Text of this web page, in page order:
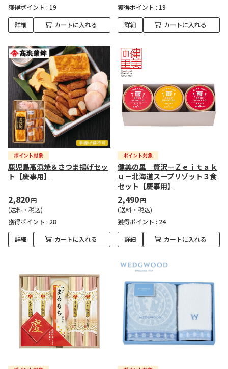
獲得ポイント : 19
詳細 カートに入れる
獲得ポイント : 19
詳細 カートに入れる
鹿児島高浜焼＆さつま揚げセッ
ト【慶事用】
2,820円
(送料・税込)
獲得ポイント : 28
詳細 カートに入れる
健美の里 贅沢－Ｚｅｉｔａｋ
ｕ－北海道スープリゾット３食
セット【慶事用】
2,490円
(送料・税込)
獲得ポイント : 24
詳細 カートに入れる